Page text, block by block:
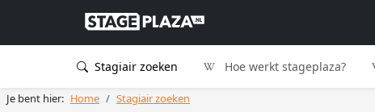
Stagiair zoeken Hoe werkt stageplaza?
Je bent hier: Home Stagiair zoeken